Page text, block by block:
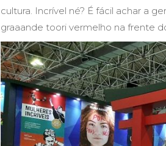
cultura. Incrível né? É fácil achar a
graaande toori vermelho na frente